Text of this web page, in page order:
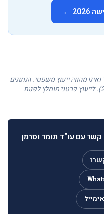
←
מהווה ייעוץ משפטי. הנתונים
נכונים למועד כתיבת המאמר (מרץ 2026). לייעוץ פרטני מומלץ לפנות
קשר עם עו"ד תומר וסרמן